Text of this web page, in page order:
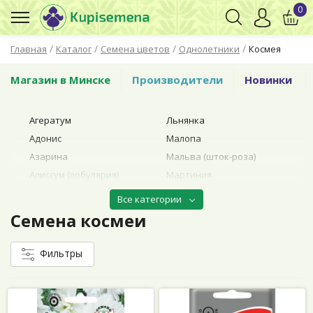
Главная / Каталог / Семена цветов / Однолетники / Космея
0
Магазин в Минске Производители Новинки
Агератум
Адонис
Азарина
Алиссум (лобулярия)
Астра
Бакопа
Бальзамин
Бегонии
Льнянка
Малопа
Мальва (шток-роза)
Мартиния
Маттиола
Мезембриантемум
Мирабилис
Все категории
Семена космеи
Фильтры